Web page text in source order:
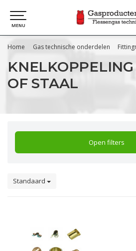
MENU
Home Gas technische onderdelen
KNELKOPPELING
OF STAAL
Open filters
Standaard